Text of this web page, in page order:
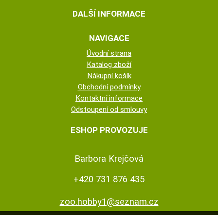
DALŠÍ INFORMACE
NAVIGACE
Úvodní strana
Katalog zboží
Nákupní košík
Obchodní podmínky
Kontaktní informace
Odstoupení od smlouvy
ESHOP PROVOZUJE
Barbora Krejčová
+420 731 876 435
zoo.hobby1@seznam.cz